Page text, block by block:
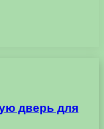
дверь для